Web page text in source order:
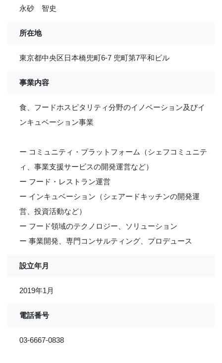
永砂 智史
所在地
東京都中央区日本橋兜町6-7 兜町第7平和ビル
事業内容
食、フードホスピタリティ分野のイノベーション及びイ
ンキュベーション事業
ー コミュニティ・プラットフォーム（シェフコミュニテ
ィ、事業支援サービスの開発運営など）
ー フード・レストラン運営
ー インキュベーション（シェアードキッチンの開発運
営、投資活動など）
ー フード領域のテクノロジー、ソリューション
ー 事業開発、専門コンサルティング、プロデュース
設立年月
2019年1月
電話番号
03-6667-0838